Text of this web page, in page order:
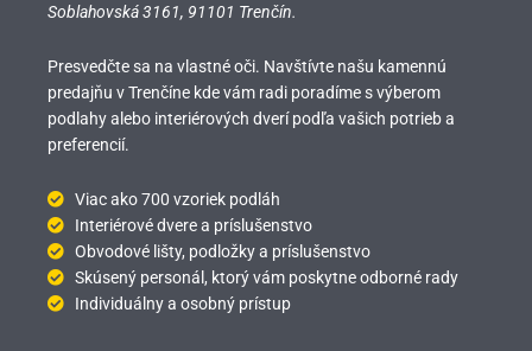
Soblahovská 3161, 91101 Trenčín.
Presvedčte sa na vlastné oči. Navštívte našu kamennú
predajňu v Trenčíne kde vám radi poradíme s výberom
podlahy alebo interiérových dverí podľa vašich potrieb a
preferencií.
Viac ako 700 vzoriek podláh
Interiérové dvere a príslušenstvo
Obvodové lišty, podložky a príslušenstvo
Skúsený personál, ktorý vám poskytne odborné rady
Individuálny a osobný prístup